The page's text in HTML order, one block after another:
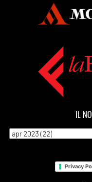
IL
Privacy